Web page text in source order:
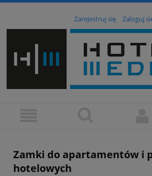
Zarejestruj się Zaloguj
Zamki do apartamentów i
hotelowych